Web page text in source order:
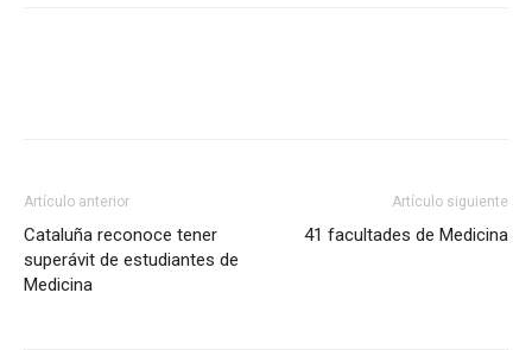
Artículo anterior
Cataluña reconoce tener
superávit de estudiantes de
Medicina
Artículo siguiente
41 facultades de Medicina